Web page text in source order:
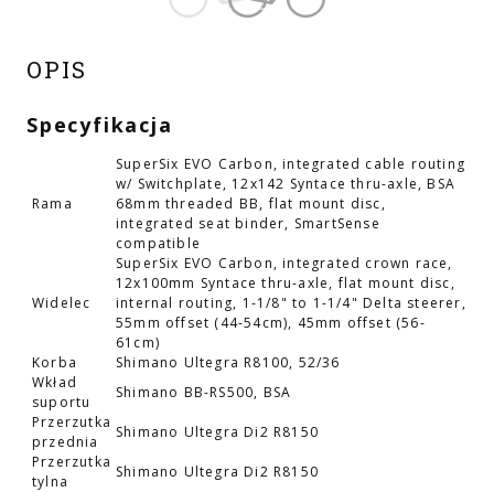
OPIS
Specyfikacja
Rama
SuperSix EVO Carbon, integrated cable routing
w/ Switchplate, 12x142 Syntace thru-axle, BSA
68mm threaded BB, flat mount disc,
integrated seat binder, SmartSense
compatible
Widelec
SuperSix EVO Carbon, integrated crown race,
12x100mm Syntace thru-axle, flat mount disc,
internal routing, 1-1/8" to 1-1/4" Delta steerer,
55mm offset (44-54cm), 45mm offset (56-
61cm)
Korba
Shimano Ultegra R8100, 52/36
Wkład
suportu
Shimano BB-RS500, BSA
Przerzutka
przednia
Shimano Ultegra Di2 R8150
Przerzutka
tylna
Shimano Ultegra Di2 R8150